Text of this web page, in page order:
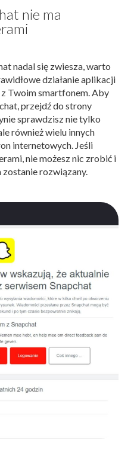
nie ma
nadal się zwiesza, warto
działanie aplikacji
Twoim smartfonem. Aby
przejdź do strony
sprawdzisz nie tylko
również wielu innych
internetowych. Jeśli
nie możesz nic zrobić i
rozwiązany.